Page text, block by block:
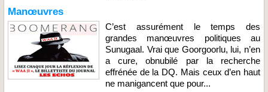
Manœuvres
C’est assurément le temps des
grandes manœuvres politiques au
Sunugaal. Vrai que Goorgoorlu, lui, n’en
a cure, obnubilé par la recherche
effrénée de la DQ. Mais ceux d’en haut
ne manigancent que pour...